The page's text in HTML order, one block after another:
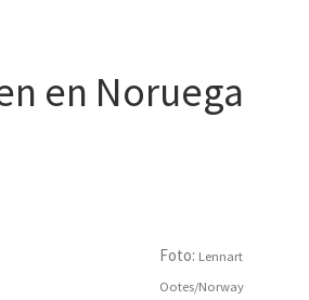
en Noruega
Foto: Lennart
Ootes/Norway